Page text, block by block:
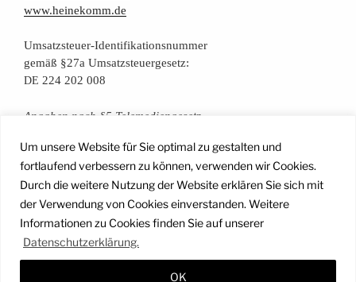
Um unsere Website für Sie optimal zu gestalten und
fortlaufend verbessern zu können, verwenden wir Cookies.
Durch die weitere Nutzung der Website erklären Sie sich mit
der Verwendung von Cookies einverstanden. Weitere
Informationen zu Cookies finden Sie auf unserer
Datenschutzerklärung.
OK
www.heinekomm.de
Umsatz­steu­er-Iden­ti­fi­ka­ti­ons­num­mer
gemäß §27a Umsatzsteuergesetz:
DE 224 202 008
Anga­ben nach §5 Telemediengesetz
Daten­schutz­er­klä­rung
FacebookInstagramYouTubeMail